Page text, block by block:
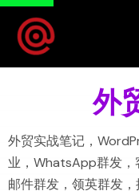
外
外贸实战笔记，
业，WhatsApp群发，
邮件群发，领英群发